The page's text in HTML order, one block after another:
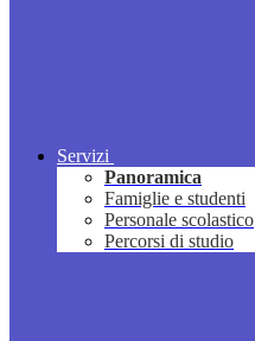
Servizi
Panoramica
Famiglie e studenti
Personale scolastico
Percorsi di studio